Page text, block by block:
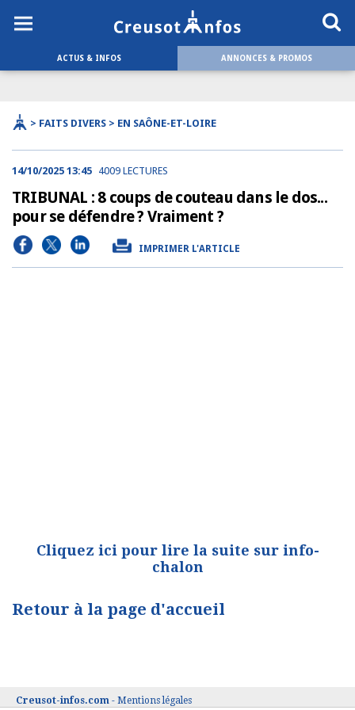
ACTUS & INFOS ANNONCES & PROMOS
> FAITS DIVERS > EN SAÔNE-ET-LOIRE
14/10/2025 13:45 4009 LECTURES
TRIBUNAL : 8 coups de couteau dans le dos...
pour se défendre ? Vraiment ?
IMPRIMER L'ARTICLE
Cliquez ici pour lire la suite sur info-
chalon
Retour à la page d'accueil
Creusot-infos.com - Mentions légales